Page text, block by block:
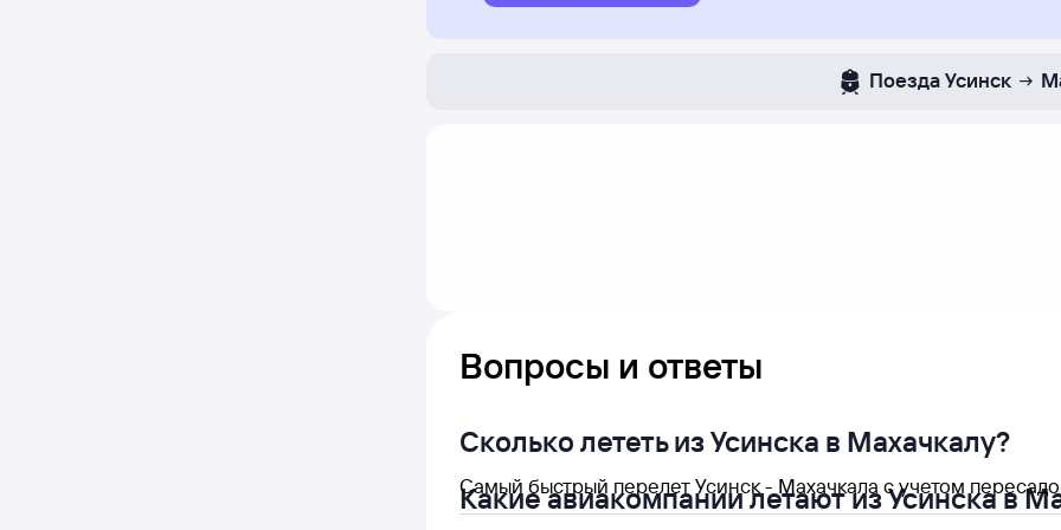
ПоездаУсинск
Вопросы и ответы
Сколько лететь из Усинска в Махачкалу?
Самый быстрый перелет Усинск - Махачкала с учетом
Какие авиакомпании летают из Усинска в